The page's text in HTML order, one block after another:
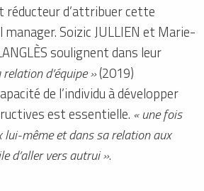
réducteur d’attribuer cette
Soizic JULLIEN et Marie-
soulignent dans leur
d’équipe »(2019)
de l’individu à développer
est essentielle. « une fois
lui-même et dans sa relation aux
d’aller vers autrui ».